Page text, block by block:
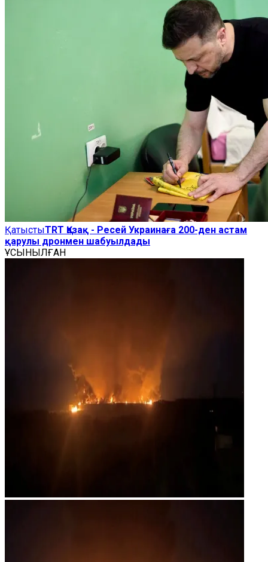
ҚатыстыTRT Қазақ - Ресей Украинаға 200-ден астам
қарулы дронмен шабуылдады
ҰСЫНЫЛҒАН